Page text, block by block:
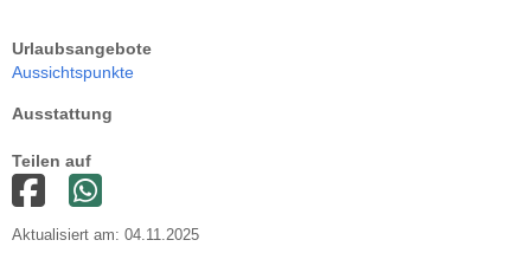
Urlaubsangebote
Aussichtspunkte
Ausstattung
Teilen auf
Aktualisiert am: 04.11.2025